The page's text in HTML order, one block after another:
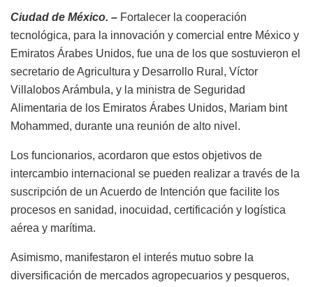
Ciudad de México. – Fortalecer la cooperación
tecnológica, para la innovación y comercial entre México y
Emiratos Árabes Unidos, fue una de los que sostuvieron el
secretario de Agricultura y Desarrollo Rural, Víctor
Villalobos Arámbula, y la ministra de Seguridad
Alimentaria de los Emiratos Árabes Unidos, Mariam bint
Mohammed, durante una reunión de alto nivel.
Los funcionarios, acordaron que estos objetivos de
intercambio internacional se pueden realizar a través de la
suscripción de un Acuerdo de Intención que facilite los
procesos en sanidad, inocuidad, certificación y logística
aérea y marítima.
Asimismo, manifestaron el interés mutuo sobre la
diversificación de mercados agropecuarios y pesqueros,